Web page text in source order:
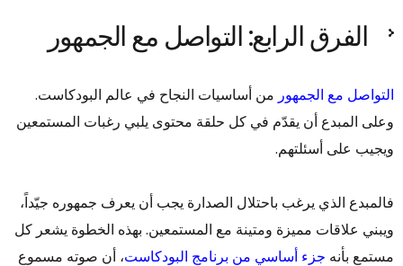
الفرق الرابع: التواصل مع الجمهور
التواصل مع الجمهور من أساسيات النجاح في عالم البودكاست.
وعلى المبدع أن يقدّم في كل حلقة محتوى يلبي رغبات المستمعين
ويجيب على أسئلتهم.
فالمبدع الذي يرغب باحتلال الصدارة يجب أن يعرف جمهوره جيّداً،
ويبني علاقات مميزة ومتينة مع المستمعين. بهذه الخطوة يشعر كل
مستمع بأنه جزء أساسي من برنامج البودكاست، أن صوته مسموع